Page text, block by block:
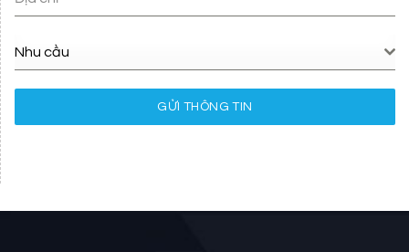
Nhu cầu
GỬI THÔNG TIN